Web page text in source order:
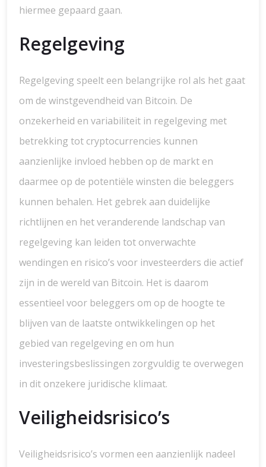
hiermee gepaard gaan.
Regelgeving
Regelgeving speelt een belangrijke rol als het gaat
om de winstgevendheid van Bitcoin. De
onzekerheid en variabiliteit in regelgeving met
betrekking tot cryptocurrencies kunnen
aanzienlijke invloed hebben op de markt en
daarmee op de potentiële winsten die beleggers
kunnen behalen. Het gebrek aan duidelijke
richtlijnen en het veranderende landschap van
regelgeving kan leiden tot onverwachte
wendingen en risico’s voor investeerders die actief
zijn in de wereld van Bitcoin. Het is daarom
essentieel voor beleggers om op de hoogte te
blijven van de laatste ontwikkelingen op het
gebied van regelgeving en om hun
investeringsbeslissingen zorgvuldig te overwegen
in dit onzekere juridische klimaat.
Veiligheidsrisico’s
Veiligheidsrisico’s vormen een aanzienlijk nadeel